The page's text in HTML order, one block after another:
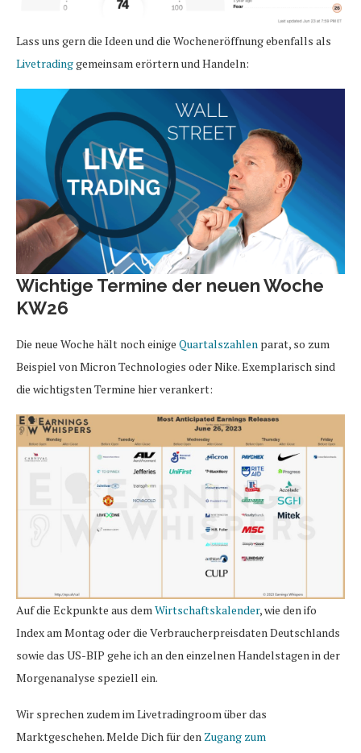
Lass uns gern die Ideen und die Wocheneröffnung ebenfalls als
Livetradinggemeinsam erörtern und Handeln:
Wichtige Termine der neuen Woche
KW26
Die neue Woche hält noch einige Quartalszahlen parat, so zum
Beispiel von Micron Technologies oder Nike. Exemplarisch sind
die wichtigsten Termine hier verankert:
Auf die Eckpunkte aus demWirtschaftskalender, wie den ifo
Index am Montag oder die Verbraucherpreisdaten Deutschlands
sowie das US-BIP gehe ich an den einzelnen Handelstagen in der
Morgenanalyse speziell ein.
Wir sprechen zudem im Livetradingroom über das
Marktgeschehen. Melde Dich für den Zugang zum